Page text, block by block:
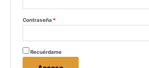
Contraseña *
Recuérdame